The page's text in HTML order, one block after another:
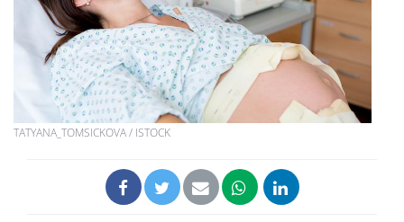
TATYANA_TOMSICKOVA / ISTOCK